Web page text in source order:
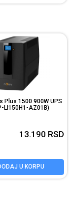
Plus 1500 900W UPS
LI150H1-AZ01B)
13.190 RSD
U KORPU